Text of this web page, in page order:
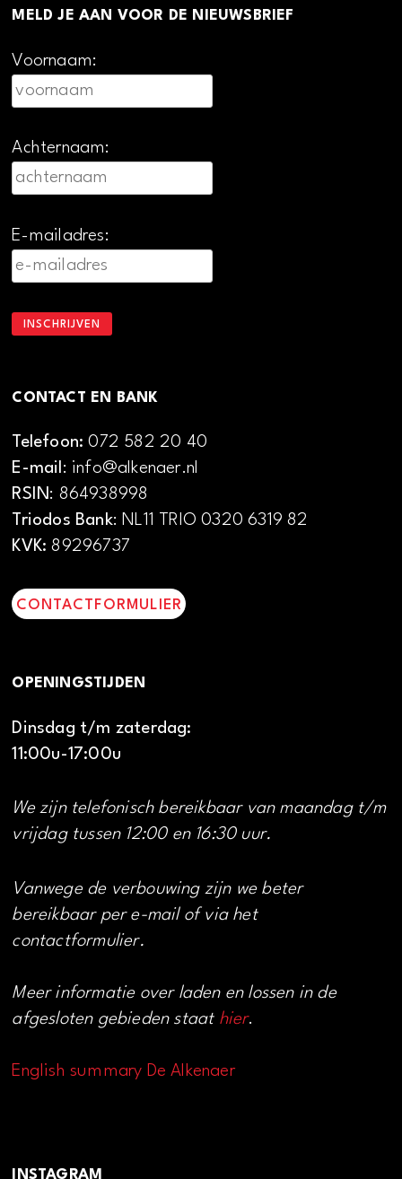
MELD JE AAN VOOR DE NIEUWSBRIEF
Voornaam:
Achternaam:
E-mailadres:
CONTACT EN BANK
Telefoon:072 582 20 40
E-mail: info@alkenaer.nl
RSIN: 864938998
Triodos Bank: NL11 TRIO 0320 6319 82
KVK: 89296737
CONTACTFORMULIER
OPENINGSTIJDEN
Dinsdag t/m zaterdag:
11:00u-17:00u
We zijn telefonisch bereikbaar van maandag t/m
vrijdag tussen 12:00 en 16:30 uur.
Vanwege de verbouwing zijn we beter
bereikbaar per e-mail of via het
contactformulier.
Meer informatie over laden en lossen in de
afgesloten gebieden staat hier.
English summary De Alkenaer
INSTAGRAM